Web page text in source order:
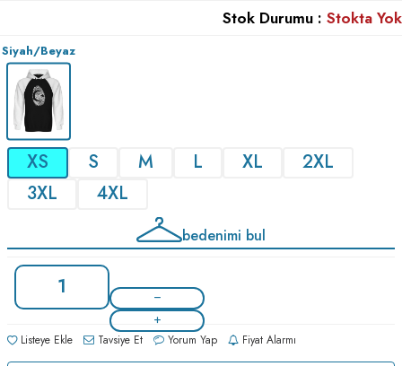
Stok Durumu : Stokta Yok
Siyah/Beyaz
XS S M L XL
2XL
3XL
4XL
bedenimi bul
Listeye Ekle Tavsiye Et Yorum Yap Fiyat Alarmı